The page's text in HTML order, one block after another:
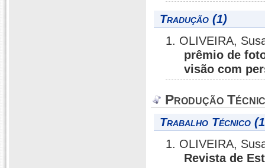
Tradução (1)
1. OLIVEIRA,
prêmio de
visão com
Produção
Trabalho Técnico
1. OLIVEIRA,
Revista de